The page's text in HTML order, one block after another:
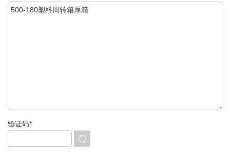
验证码*